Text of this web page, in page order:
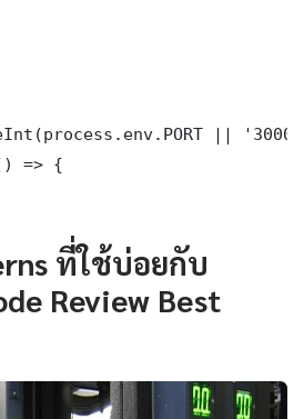
||
=> {
ที่ใช้บ่อยกับ
Review Best